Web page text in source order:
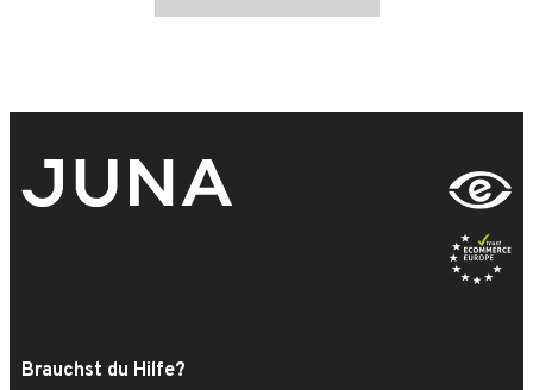
Brauchst du Hilfe?